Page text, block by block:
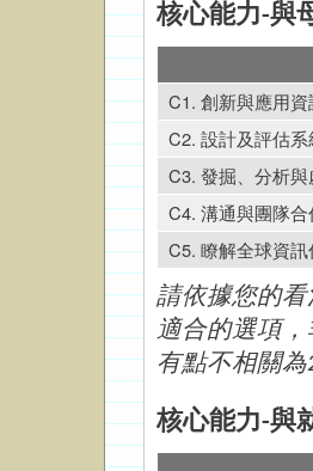
核心能力-與
C1. 創新與應用
C2. 設計及評估
C3. 發掘、分析
C4. 溝通與團隊
C5. 瞭解全球資
請依據您的
適合的選項
有點不相關
核心能力-與